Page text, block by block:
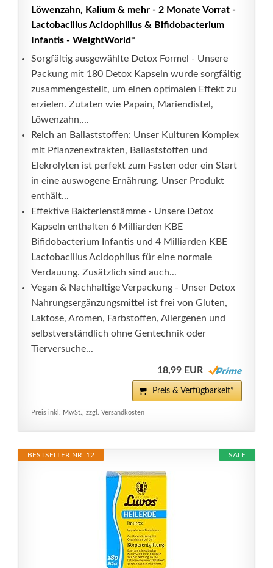
Löwenzahn, Kalium & mehr - 2 Monate Vorrat -
Lactobacillus Acidophillus & Bifidobacterium
Infantis - WeightWorld*
Sorgfältig ausgewählte Detox Formel - Unsere
Packung mit 180 Detox Kapseln wurde sorgfältig
zusammengestellt, um einen optimalen Effekt zu
erzielen. Zutaten wie Papain, Mariendistel,
Löwenzahn,...
Reich an Ballaststoffen: Unser Kulturen Komplex
mit Pflanzenextrakten, Ballaststoffen und
Elekrolyten ist perfekt zum Fasten oder ein Start
in eine auswogene Ernährung. Unser Produkt
enthält...
Effektive Bakterienstämme - Unsere Detox
Kapseln enthalten 6 Milliarden KBE
Bifidobacterium Infantis und 4 Milliarden KBE
Lactobacillus Acidophilus für eine normale
Verdauung. Zusätzlich sind auch...
Vegan & Nachhaltige Verpackung - Unser Detox
Nahrungsergänzungsmittel ist frei von Gluten,
Laktose, Aromen, Farbstoffen, Allergenen und
selbstverständlich ohne Gentechnik oder
Tierversuche...
18,99 EUR
Preis & Verfügbarkeit*
Preis inkl. MwSt., zzgl. Versandkosten
SALE
BESTSELLER NR. 12